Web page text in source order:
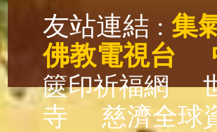
友站連結 : 集
佛教電視台
篋印祈福網
寺
慈濟全球